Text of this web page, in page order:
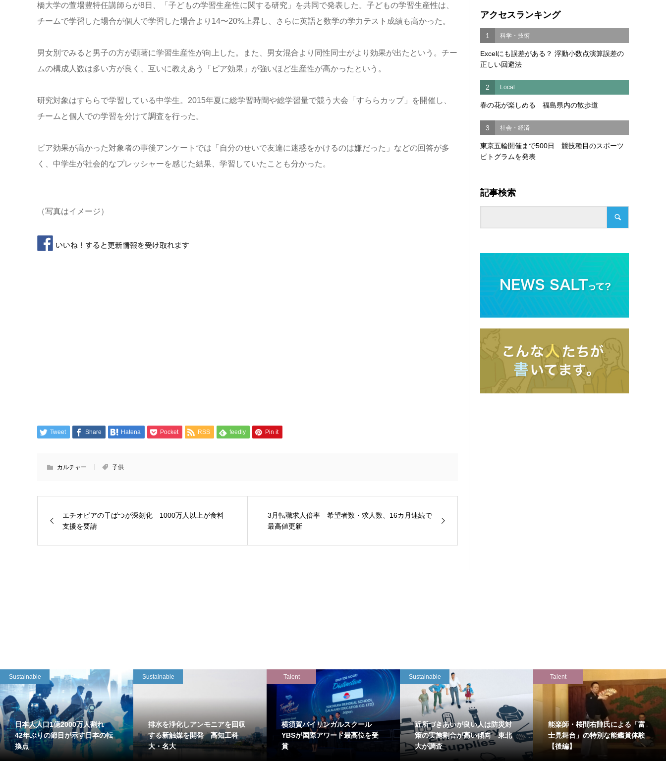
橋大学の萱場豊特任講師らが8日、「子どもの学習生産性に関する研究」を共同で発表した。子どもの学習生産性は、
チームで学習した場合が個人で学習した場合より14〜20%上昇し、さらに英語と数学の学力テスト成績も高かった。
男女別でみると男子の方が顕著に学習生産性が向上した。また、男女混合より同性同士がより効果が出たという。チー
ムの構成人数は多い方が良く、互いに教えあう「ピア効果」が強いほど生産性が高かったという。
研究対象はすららで学習している中学生。2015年夏に総学習時間や総学習量で競う大会「すららカップ」を開催し、
チームと個人での学習を分けて調査を行った。
ピア効果が高かった対象者の事後アンケートでは「自分のせいで友達に迷惑をかけるのは嫌だった」などの回答が多
く、中学生が社会的なプレッシャーを感じた結果、学習していたことも分かった。
（写真はイメージ）
Tweet Share Hatena Pocket RSS feedly Pin it
カルチャー 子供
エチオピアの干ばつが深刻化 1000万人以上が食料
支援を要請
3月転職求人倍率 希望者数・求人数、16カ月連続で
最高値更新
アクセスランキング
1 科学・技術
Excelにも誤差がある？ 浮動小数点演算誤差の
正しい回避法
2 Local
春の花が楽しめる 福島県内の散歩道
3 社会・経済
東京五輪開催まで500日 競技種目のスポーツ
ピトグラムを発表
記事検索
Sustainable
日本人人口1億2000万人割れ
42年ぶりの節目が示す日本の転
換点
Sustainable
排水を浄化しアンモニアを回収
する新触媒を開発 高知工科
大・名大
Talent
横須賀バイリンガルスクール
YBSが国際アワード最高位を受
賞
Sustainable
近所づきあいが良い人は防災対
策の実施割合が高い傾向 東北
大が調査
Talent
能楽師・桜間右陣氏による「富
士見舞台」の特別な能鑑賞体験
【後編】